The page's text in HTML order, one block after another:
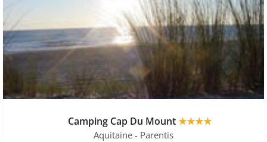
Camping Cap Du Mount★★★★
Aquitaine - Parentis